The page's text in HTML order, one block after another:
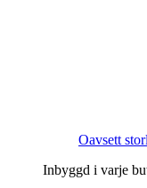
Oavsett
Inbyggd i varje